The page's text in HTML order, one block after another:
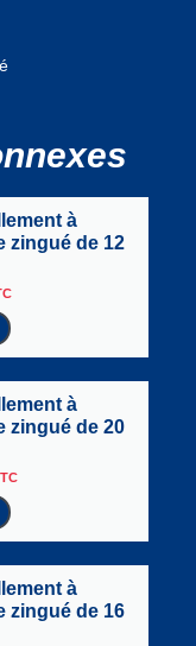
à
zingué de 12
à
zingué de 20
à
zingué de 16